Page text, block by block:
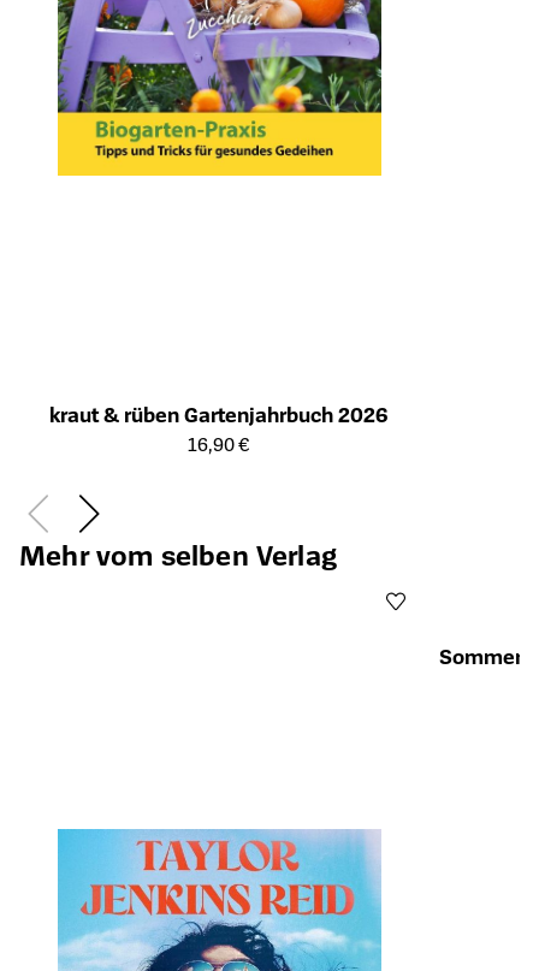
kraut & rüben Gartenjahrbuch 2026
Öffnet die Detailseite des Produkts
16,90 €
Mehr vom selben Verlag